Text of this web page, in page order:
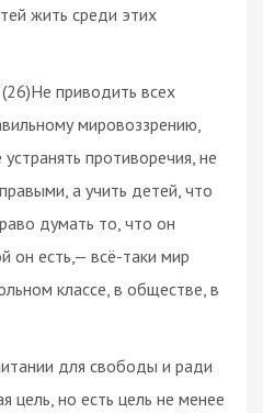
жить среди этих
приводить всех
мировоззрению,
противоречия, не
а учить детей, что
думать то, что он
он есть,— всё-таки мир
классе, в обществе, в
для свободы и ради
цель, но есть цель не менее